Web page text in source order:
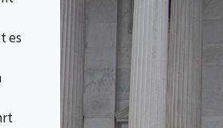
es